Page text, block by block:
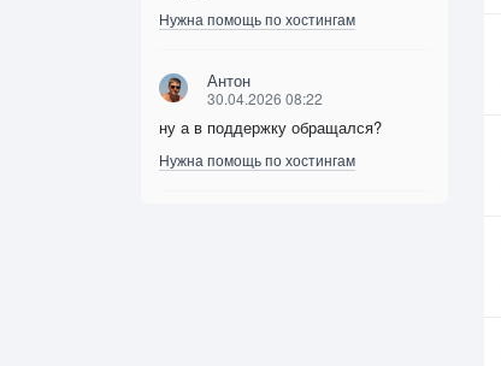
Нужна помощь по хостингам
Антон
30.04.2026 08:22
ну а в поддержку обращался?
Нужна помощь по хостингам